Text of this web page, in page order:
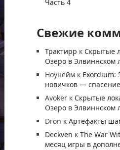
Часть 4
Свежие
Трактирр к Скрытые
Озеро в Элвиннском
Ноунеймк Exordium:
новичков —
Avokerк Скрытые
Озеро в Элвиннском
Dron к Артефакты
Deckven к The War
месяц игры в